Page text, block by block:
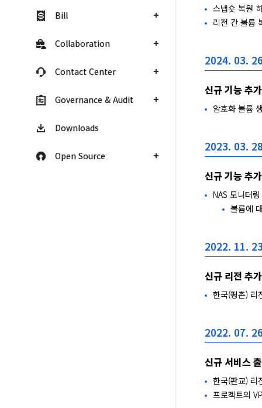
Bill
Collaboration
Contact Center
Governance & Audit
Downloads
Open Source
스냅숏 복원
리전 간 볼륨
2024. 03.
신규 기능 추가
암호화 볼륨
2023. 03.
신규 기능 추가
NAS 모니터
볼륨에
2022. 11.
신규 리전 추가
한국(평촌) 리
2022. 07.
신규 서비스
한국(판교) 리
프로젝트의